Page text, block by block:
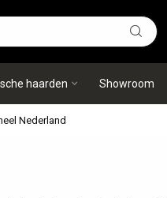
haarden Showroom
Nederland